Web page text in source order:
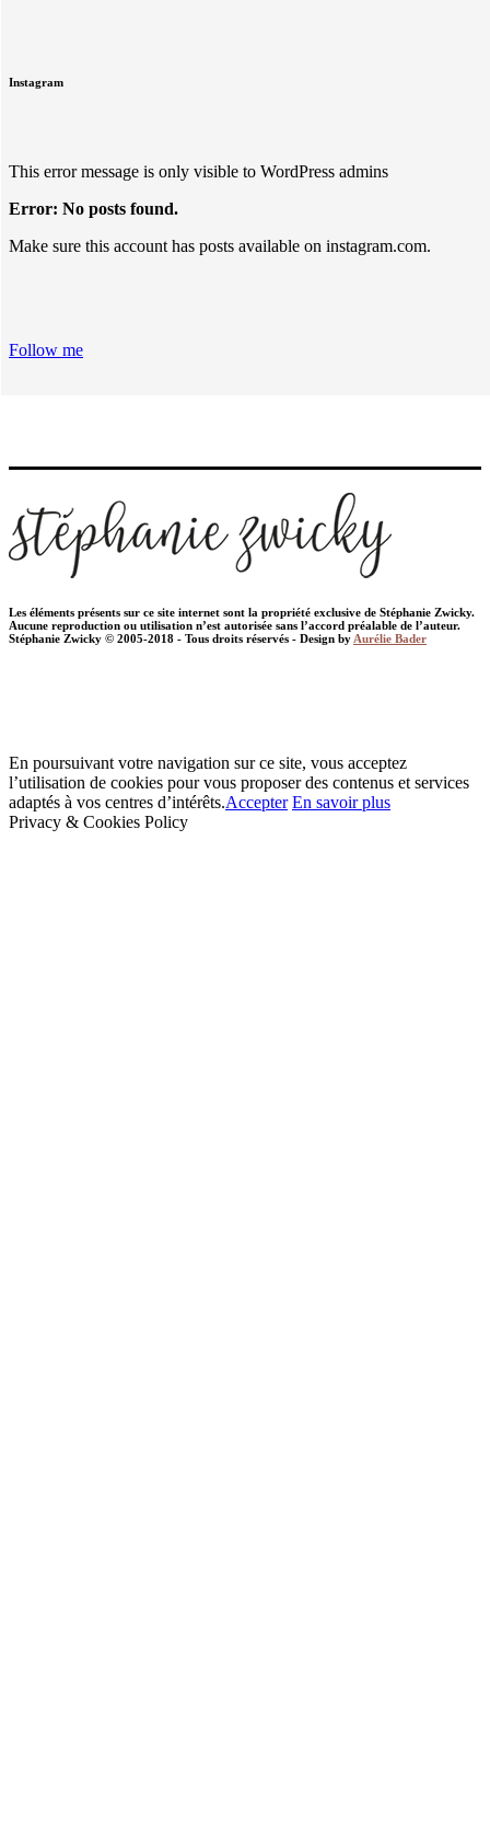
Instagram
This error message is only visible to WordPress admins
Error: No posts found.
Make sure this account has posts available on instagram.com.
Follow me
Les éléments présents sur ce site internet sont la propriété exclusive de Stéphanie Zwicky.
Aucune reproduction ou utilisation n’est autorisée sans l’accord préalable de l’auteur.
Stéphanie Zwicky © 2005-2018 - Tous droits réservés - Design by Aurélie Bader
En poursuivant votre navigation sur ce site, vous acceptez
l’utilisation de cookies pour vous proposer des contenus et services
adaptés à vos centres d’intérêts.Accepter En savoir plus
Privacy & Cookies Policy